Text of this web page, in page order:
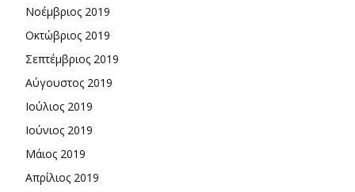
Νοέμβριος 2019
Οκτώβριος 2019
Σεπτέμβριος 2019
Αύγουστος 2019
Ιούλιος 2019
Ιούνιος 2019
Μάιος 2019
Απρίλιος 2019